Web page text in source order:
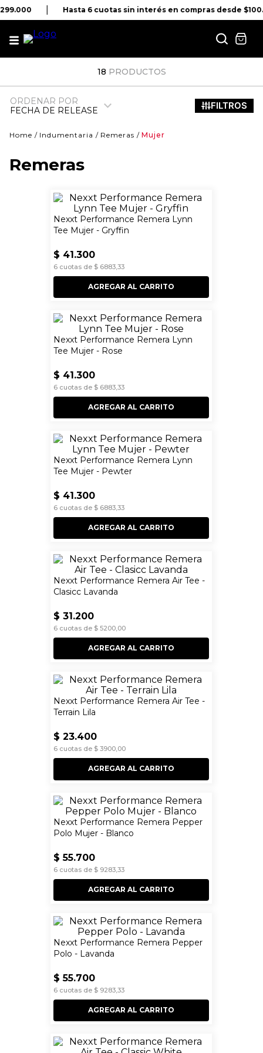
Hasta 6 cuotas sin interés en compras desde
18 PRODUCTOS
ORDENAR POR
FECHA DE RELEASE
Indumentaria Remeras Mujer
Remeras
Nexxt Performance Remera Lynn
Tee Mujer - Gryffin
$ 41.300
6cuotas de $ 6883,33
AGREGAR AL CARRITO
Nexxt Performance Remera Lynn
Tee Mujer - Rose
$ 41.300
6cuotas de $ 6883,33
AGREGAR AL CARRITO
Nexxt Performance Remera Lynn
Tee Mujer - Pewter
$ 41 .300
6cuotas de $ 6883,33
AGREGAR AL CARRITO
Nexxt Performance Remera Air Tee -
Clasicc Lavanda
$ 31 .200
6cuotas de $ 5200,00
AGREGAR AL CARRITO
Nexxt Performance Remera Air Tee -
Terrain Lila
$ 23.400
6cuotas de $ 3900,00
AGREGAR AL CARRITO
Nexxt Performance Remera Pepper
Polo Mujer - Blanco
$ 55.700
6cuotas de $ 9283, 33
AGREGAR AL CARRITO
Nexxt Performance Remera Pepper
Polo - Lavanda
$ 55.700
6cuotas de $ 9283, 33
AGREGAR AL CARRITO